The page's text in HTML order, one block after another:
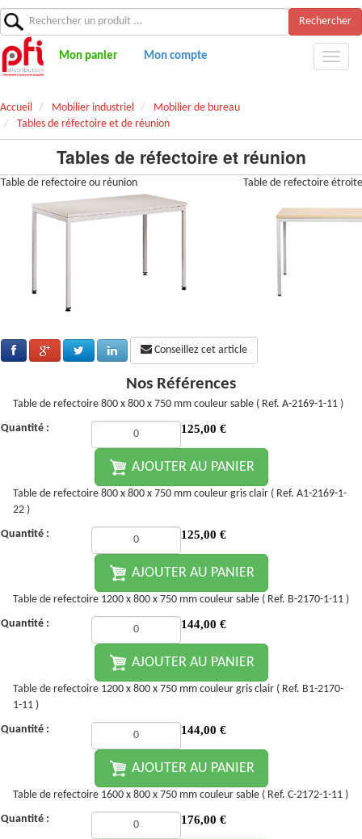
Rechercher
Mon panier Mon compte
Accueil Mobilier industriel
Mobilier de bureau
Tables de réfectoire et de réunion
Tables de réfectoire et réunion
Table de refectoire ou réunion Table de refectoire
Conseillez cet article
Nos Références
Table de refectoire 800 x 800 x 750 mm couleur sable ( Ref. A-2169-1-11 )
Quantité :
125,00 €
AJOUTER AU PANIER
Table de refectoire 800 x 800 x 750 mm couleur gris clair ( Ref. A1-2169-1-
22 )
Quantité :
125,00 €
AJOUTER AU PANIER
Table de refectoire 1200 x 800 x 750 mm couleur sable ( Ref. B-2170-1-11 )
Quantité :
144,00 €
AJOUTER AU PANIER
Table de refectoire 1200 x 800 x 750 mm couleur gris clair ( Ref. B1-2170-
1-11 )
Quantité :
144,00 €
AJOUTER AU PANIER
Table de refectoire 1600 x 800 x 750 mm couleur sable ( Ref. C-2172-1-11 )
Quantité :
176,00 €